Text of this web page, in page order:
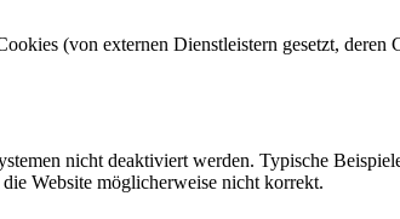
(von externen Dienstleistern gesetzt,
nicht deaktiviert werden. Typische
Website möglicherweise nicht korrekt.